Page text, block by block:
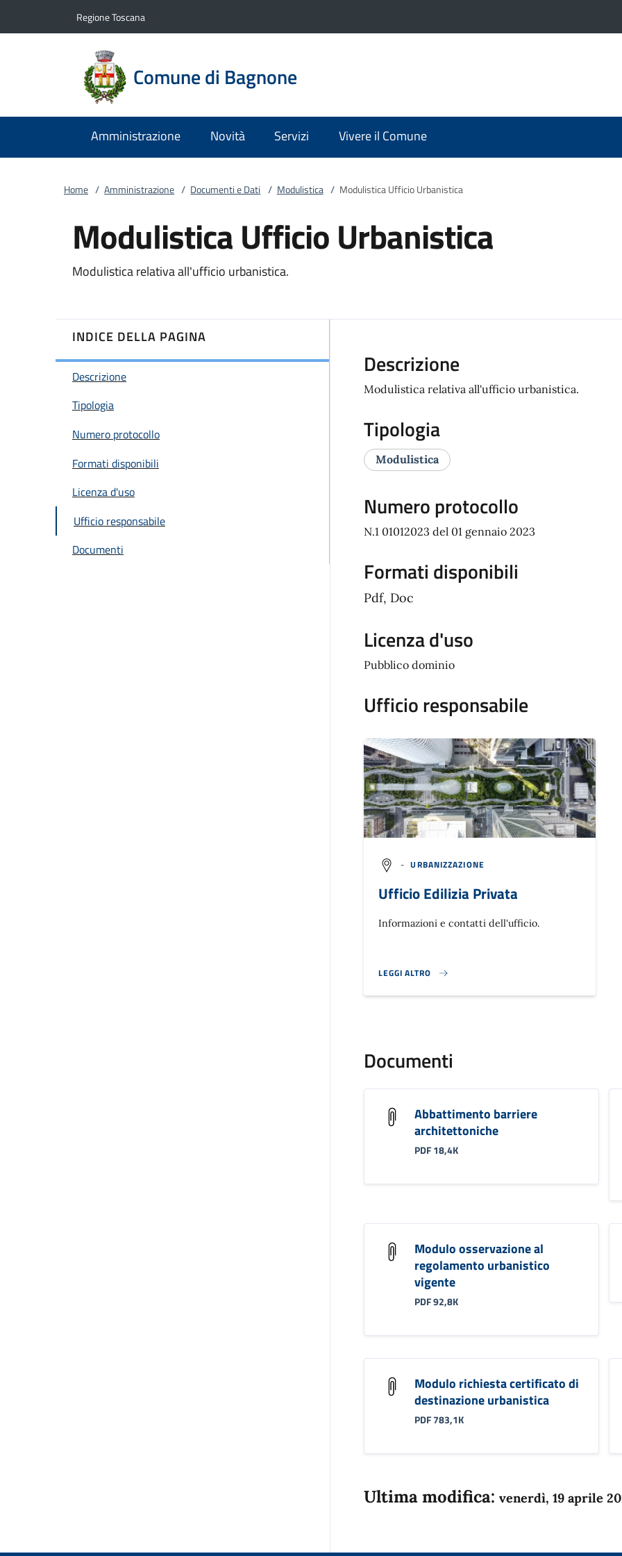
Regione Toscana
Comune di Bagnone
Amministrazione Novità Servizi Vivere il Comune
Home / Amministrazione / Documenti e Dati / Modulistica / Modulistica Ufficio Urbanistica
Modulistica Ufficio Urbanistica
Modulistica relativa all'ufficio urbanistica.
INDICE DELLA PAGINA
Descrizione
Tipologia
Numero protocollo
Formati disponibili
Licenza d'uso
Ufficio responsabile
Documenti
Descrizione
Modulistica relativa all'ufficio urbanistica.
Tipologia
Modulistica
Numero protocollo
N.1 01012023 del 01 gennaio 2023
Formati disponibili
Pdf, Doc
Licenza d'uso
Pubblico dominio
Ufficio responsabile
- URBANIZZAZIONE
Ufficio Edilizia Privata
Informazioni e contatti dell'ufficio.
LEGGI ALTRO
}
Documenti
Abbattimento barriere
architettoniche
PDF 18,4K
Modulo osservazione al
regolamento urbanistico
vigente
PDF 92,8K
Modulo richiesta certificato di
destinazione urbanistica
PDF 783,1K
Ultima modifica: venerdì, 19 aprile